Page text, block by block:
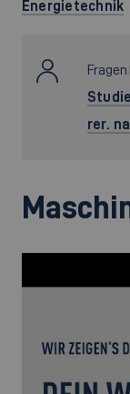
Energietechnik
rer.